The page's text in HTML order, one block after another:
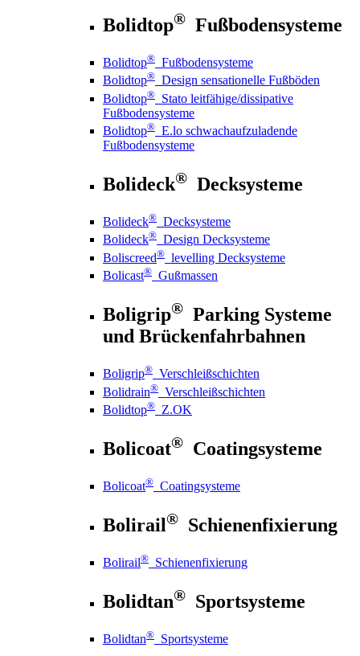
Bolidtop® Fußbodensysteme
Bolidtop® Fußbodensysteme
Bolidtop® Design sensationelle Fußböden
Bolidtop® Stato leitfähige/dissipative
Fußbodensysteme
Bolidtop® E.lo schwachaufzuladende
Fußbodensysteme
Bolideck® Decksysteme
Bolideck® Decksysteme
Bolideck® Design Decksysteme
Boliscreed® levelling Decksysteme
Bolicast® Gußmassen
Boligrip® Parking Systeme
und Brückenfahrbahnen
Boligrip® Verschleißschichten
Bolidrain® Verschleißschichten
Bolidtop® Z.OK
Bolicoat® Coatingsysteme
Bolicoat® Coatingsysteme
Bolirail® Schienenfixierung
Bolirail® Schienenfixierung
Bolidtan® Sportsysteme
Bolidtan® Sportsysteme